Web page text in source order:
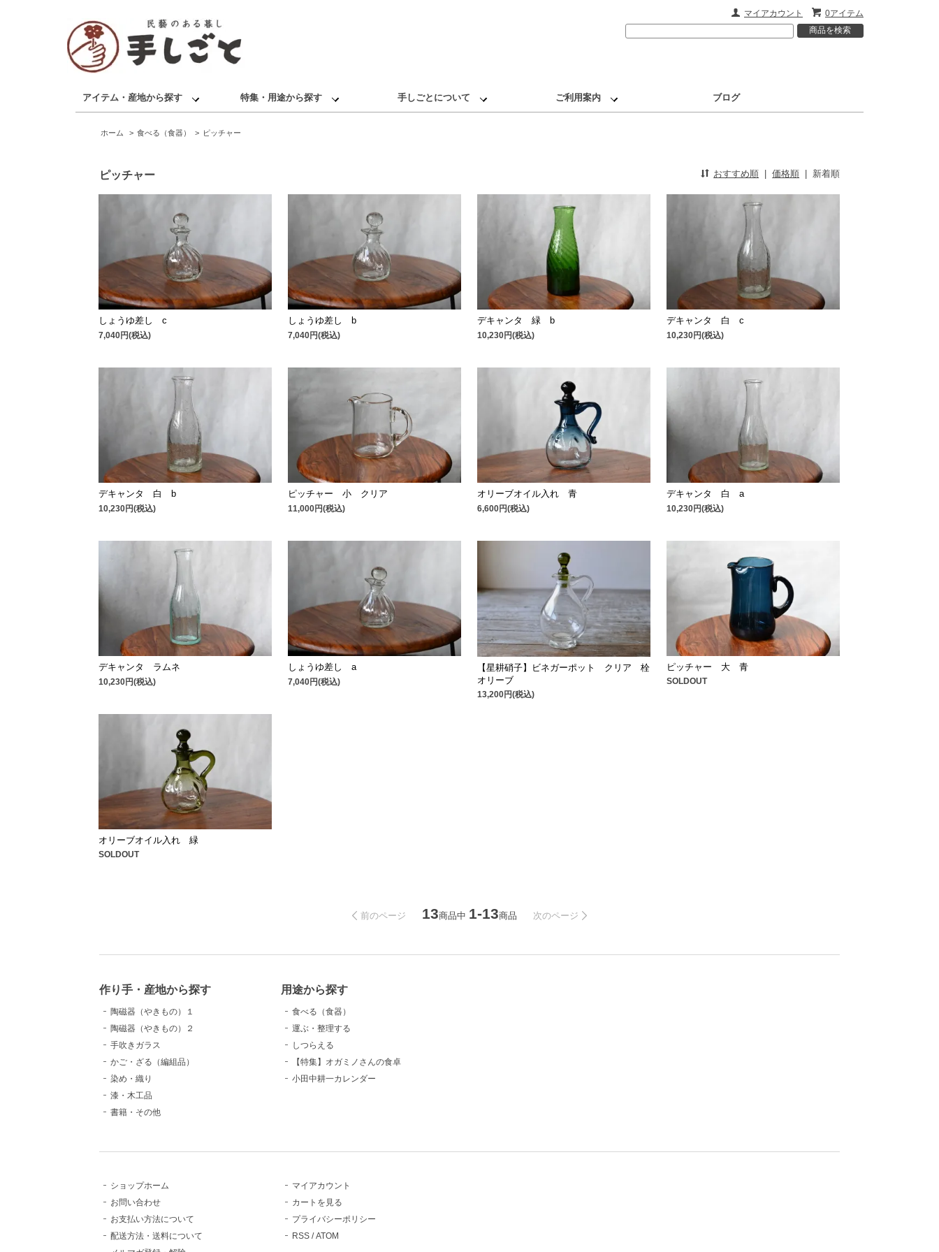
0アイテム
マイアカウント
アイテム・産地から探す 特集・用途から探す 手しごとについて ご利用案内 ブログ
ホーム > 食べる（食器） > ピッチャー
ピッチャー おすすめ順 |価格順 新着順
しょうゆ差し c
7,040円(税込)
しょうゆ差し b
7,040円(税込)
デキャンタ 緑 b
10,230円(税込)
デキャンタ 白 c
10,230円(税込)
デキャンタ 白 b
10,230円(税込)
ピッチャー 小 クリア
11,000円(税込)
オリーブオイル入れ 青
6,600円(税込)
デキャンタ 白 a
10,230円(税込)
デキャンタ ラムネ
10,230円(税込)
しょうゆ差し a
7,040円(税込)
【星耕硝子】ビネガーポット クリア 栓
オリーブ
13,200円(税込)
ピッチャー 大 青
SOLDOUT
オリーブオイル入れ 緑
SOLDOUT
前のページ 13商品中 1-13商品 次のページ
作り手・産地から探す
陶磁器（やきもの）１
陶磁器（やきもの）２
手吹きガラス
かご・ざる（編組品）
染め・織り
漆・木工品
書籍・その他
用途から探す
食べる（食器）
運ぶ・整理する
しつらえる
【特集】オガミノさんの食卓
小田中耕一カレンダー
ショップホーム
お問い合わせ
お支払い方法について
配送方法・送料について
マイアカウント
カートを見る
プライバシーポリシー
RSS/ATOM